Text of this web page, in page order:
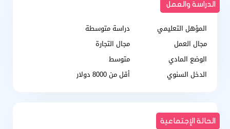
الدراسة والعمل
المؤهل التعليمي
دراسة متوسطة
مجال العمل
مجال التجارة
الوضع المادي
متوسط
الدخل السنوي
أقل من 8000 دولار
الحالة الإجتماعية